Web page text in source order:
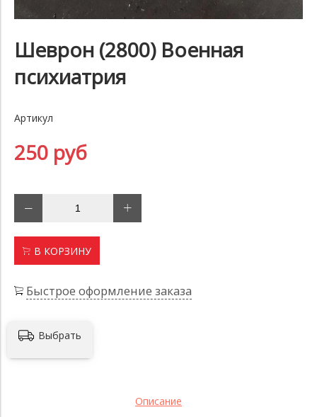
Шеврон (2800) Военная
психиатрия
Артикул
250 руб
В КОРЗИНУ
Быстрое оформление заказа
Выбрать
Описание